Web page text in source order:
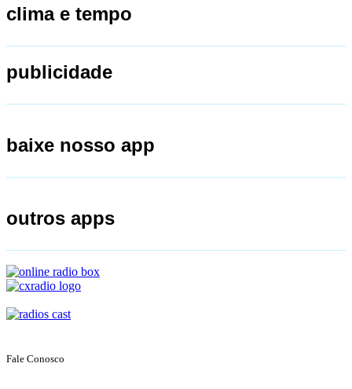
clima e tempo
publicidade
baixe nosso app
outros apps
Fale Conosco